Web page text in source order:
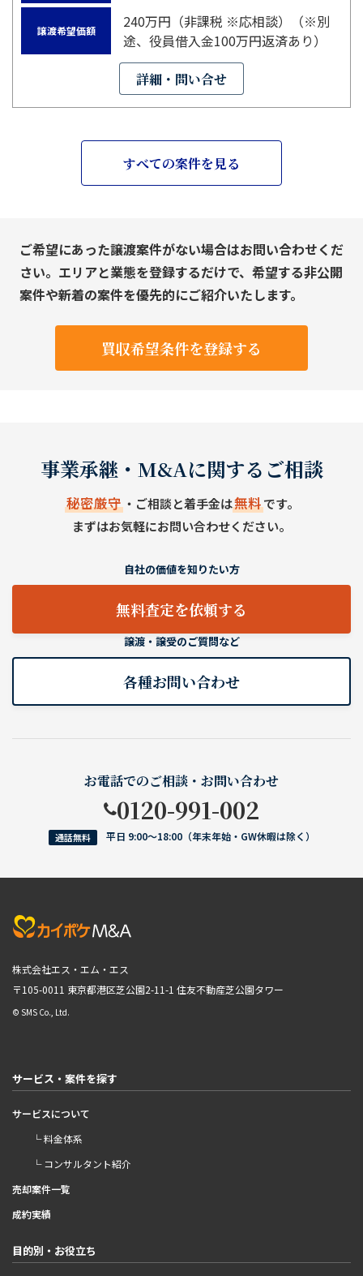
譲渡希望価額
240万円（非課税 ※応相談）（※別
途、役員借入金100万円返済あり）
詳細・問い合せ
すべての案件を見る
ご希望にあった譲渡案件がない場合はお問い合わせくだ
さい。エリアと業態を登録するだけで、希望する非公開
案件や新着の案件を優先的にご紹介いたします。
買収希望条件を登録する
事業承継・M&Aに関するご相談
秘密厳守・ご相談と着手金は無料です。
まずはお気軽にお問い合わせください。
自社の価値を知りたい方
無料査定を依頼する
譲渡・譲受のご質問など
各種お問い合わせ
お電話でのご相談・お問い合わせ
0120-991-002
通話無料 平日 9:00〜18:00（年末年始・GW休暇は除く）
株式会社エス・エム・エス
〒105-0011 東京都港区芝公園2-11-1 住友不動産芝公園タワー
© SMS Co., Ltd.
サービス・案件を探す
サービスについて
└ 料金体系
└ コンサルタント紹介
売却案件一覧
成約実績
目的別・お役立ち